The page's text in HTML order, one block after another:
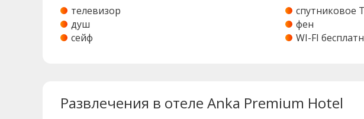
телевизор спутниковое
душ
фен
сейф
WI-FI
Развлечения в отеле Anka Premium Hotel